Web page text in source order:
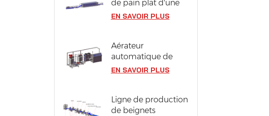
de pain plat d'une
largeur de pâte de
EN SAVOIR PLUS
Aérateur
automatique de
pâte à génoise
EN SAVOIR PLUS
Ligne de production
de beignets